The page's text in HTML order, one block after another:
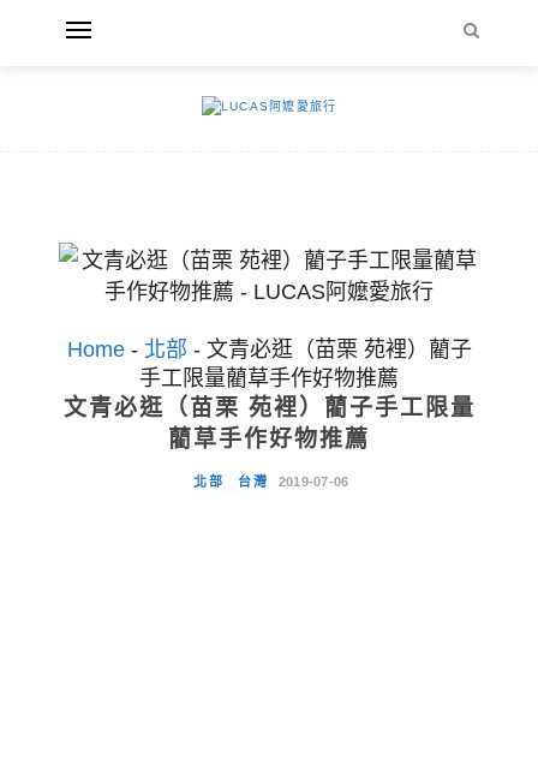
Home- 北部 - 文青必逛（苗栗 苑裡）藺子
手工限量藺草手作好物推薦
文青必逛（苗栗 苑裡）藺子手工限量
藺草手作好物推薦
北部 台灣 2019-07-06